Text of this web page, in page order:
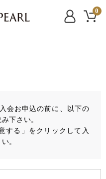
0
会お申込の前に、以下の
下さい。
する」をクリックして入
。